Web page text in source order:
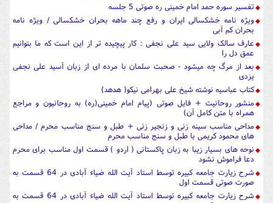
تفسیر سوره حمد امام خمینی ره صوتی 5 جلسه
ویژه نامه خشکسالی ایران و رفع چند ماهه بحران خشکسالی / ویژه نامه
بحران کم آبی
عارف سالک ولایی سید علی نجفی : کار پیچیده تر از این است که ما بتوانیم
عمق دل را
بعد از مرگ چه میشود - صحبت سلمان با مرده ای از زبان آسید علی نجفی
یزدی
کتاب عباسیه نوشته شیخ علی بهرامی نیکو( هدهد)
منشور روحانیت + فایل صوتی (پیام امام خمینی(ره) به روحانیون و مراجع
همراه با متن کامل آن)
مداحی مناسب سینه زنی و زنجیر زنی + طبل و سنج مناسب محرم / مداحی
های محمود کریمی با طبل و سنج مناسب محرم
نوحه های بسیار زیبا به زبان پاکستانی ( اردو ) قسمت اول مناسب برای محرم
دعا فراموش نشود
شرح زیارت جامعه کبیره توسط استاد آیت الله ضیاء آبادی در 64 قسمت به
صورت صوتی قسمت اول
شرح زیارت جامعه کبیره توسط استاد آیت الله ضیاء آبادی در 64 قسمت به